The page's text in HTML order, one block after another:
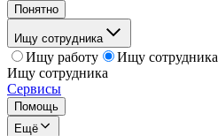
Понятно
Ищу сотрудника
Ищу работу
Ищу сотрудника
Ищу сотрудника
Сервисы
Помощь
Ещё